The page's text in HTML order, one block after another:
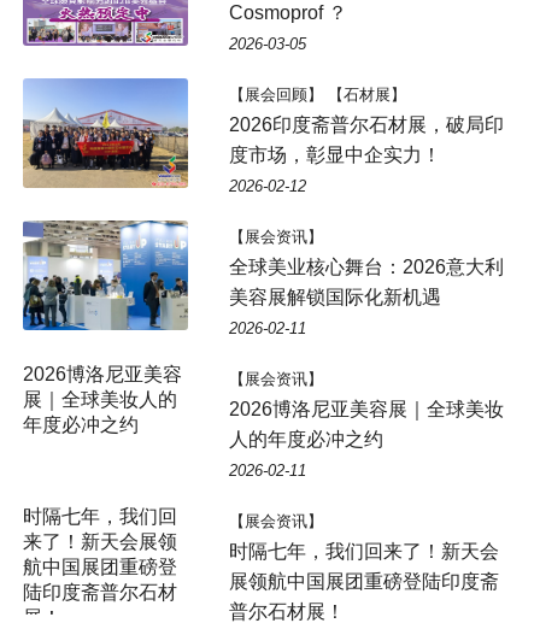
Cosmoprof ？
2026-03-05
【展会回顾】 【石材展】
2026印度斋普尔石材展，破局印
度市场，彰显中企实力！
2026-02-12
【展会资讯】
全球美业核心舞台：2026意大利
美容展解锁国际化新机遇
2026-02-11
2026博洛尼亚美容
展｜全球美妆人的
年度必冲之约
【展会资讯】
2026博洛尼亚美容展｜全球美妆
人的年度必冲之约
2026-02-11
时隔七年，我们回
来了！新天会展领
航中国展团重磅登
陆印度斋普尔石材
展！
【展会资讯】
时隔七年，我们回来了！新天会
展领航中国展团重磅登陆印度斋
普尔石材展！